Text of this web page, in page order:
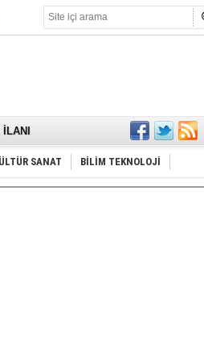
SANAT BİLİM TEKNOLOJİ